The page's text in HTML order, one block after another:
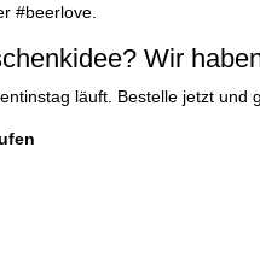
#beerlove.
Wir
läuft. Bestelle jetzt